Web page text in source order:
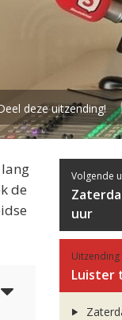
deze uitzending!
de
Volgende
uur
Uitzending
Luister